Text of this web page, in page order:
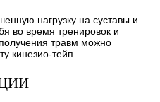
нагрузку на суставы и
во время тренировок и
травм можно
кинезио-тейп.